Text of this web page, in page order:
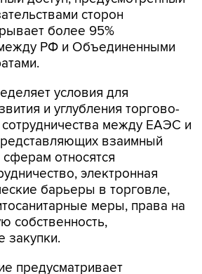
сторон
более 95%
РФ и Объединенными
условия для
и углубления торгово-
между ЕАЭС и
взаимный
относятся
электронная
барьеры в торговле,
меры, права на
собственность,
закупки.
предусматривает